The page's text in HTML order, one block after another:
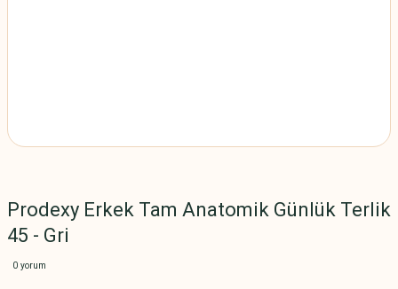
Prodexy Erkek Tam Anatomik Günlük Terlik
45 - Gri
0 yorum